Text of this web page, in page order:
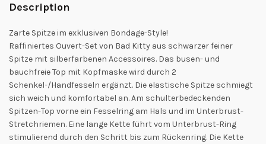
Description
Zarte Spitze im exklusiven Bondage-Style!
Raffiniertes Ouvert-Set von Bad Kitty aus schwarzer feiner
Spitze mit silberfarbenen Accessoires. Das busen- und
bauchfreie Top mit Kopfmaske wird durch 2
Schenkel-/Handfesseln ergänzt. Die elastische Spitze schmiegt
sich weich und komfortabel an. Am schulterbedeckenden
Spitzen-Top vorne ein Fesselring am Hals und im Unterbrust-
Stretchriemen. Eine lange Kette führt vom Unterbrust-Ring
stimulierend durch den Schritt bis zum Rückenring. Die Kette